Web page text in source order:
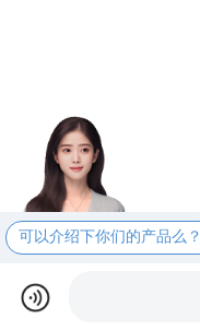
可以介绍下你们的产品么？